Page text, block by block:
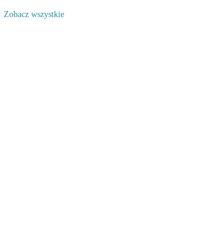
Zobacz wszystkie